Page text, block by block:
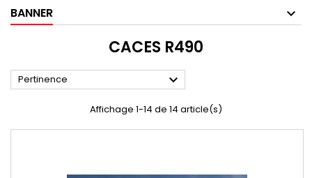
BANNER
CACES R490
Pertinence 
Affichage 1-14 de 14 article(s)